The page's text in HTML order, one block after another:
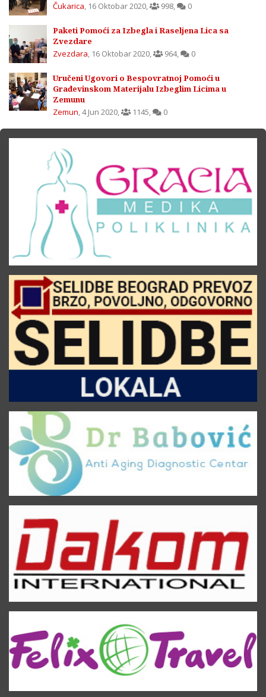
Čukarica, 16 Oktobar 2020, 998, 0
Paketi Pomoći za Izbegla i Raseljena Lica sa
Zvezdare
Zvezdara, 16 Oktobar 2020, 964, 0
Uručeni Ugovori o Bespovratnoj Pomoći u
Građevinskom Materijalu Izbeglim Licima u
Zemunu
Zemun,4 Jun 2020, 1145, 0